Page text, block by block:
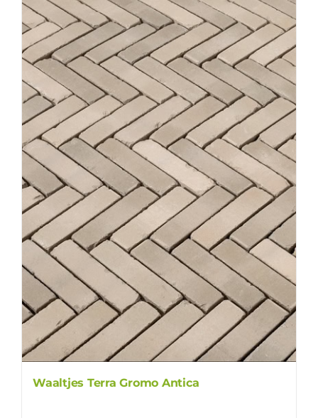
Waaltjes Terra Gromo Antica